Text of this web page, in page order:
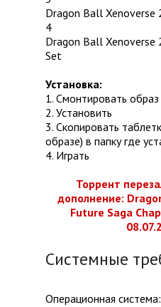
Dragon Ball Xenoverse
4
Dragon Ball Xenoverse
Set
Установка:
1. Смонтировать образ
2. Установить
3. Скопировать
образе) в папку где
4. Играть
Торрент
дополнение:
Future Saga
Системные
Операционная